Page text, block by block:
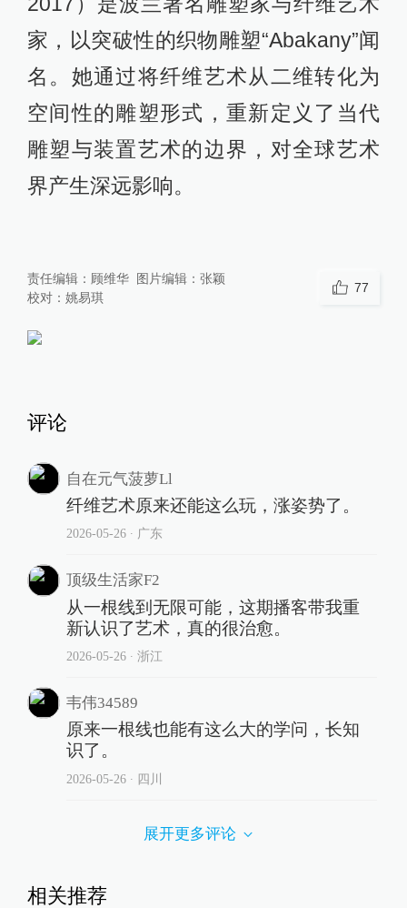
家，以突破性的织物雕塑“Abakany”闻
名。她通过将纤维艺术从二维转化为
空间性的雕塑形式，重新定义了当代
雕塑与装置艺术的边界，对全球艺术
界产生深远影响。
责任编辑： 顾维华 图片编辑： 张颖
校对： 姚易琪
77
评论
自在元气菠萝Ll
纤维艺术原来还能这么玩，涨姿势了。
2026-05-26∙ 广东
顶级生活家F2
从一根线到无限可能，这期播客带我重
新认识了艺术，真的很治愈。
2026-05-26∙ 浙江
韦伟34589
原来一根线也能有这么大的学问，长知
识了。
2026-05-26∙ 四川
展开更多评论
相关推荐